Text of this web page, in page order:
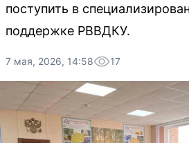
поступить в
поддержке РВВДКУ.
7 мая, 2026, 14:58 17